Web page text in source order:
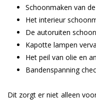
Schoonmaken van
Het interieur
De autoruiten
Kapotte lampen
Het peil van olie en
Bandenspanning
Dit zorgt er niet alleen